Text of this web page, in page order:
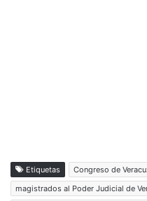
Etiquetas Congreso de
magistrados al Poder Judicial de